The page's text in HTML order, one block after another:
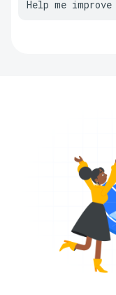
Help me